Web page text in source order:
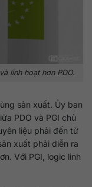
linh hoạt hơn PDO.
sản xuất. Ủy ban
PDO và PGI chủ
liệu phải đến từ
xuất phải diễn ra
Với PGI, logic linh